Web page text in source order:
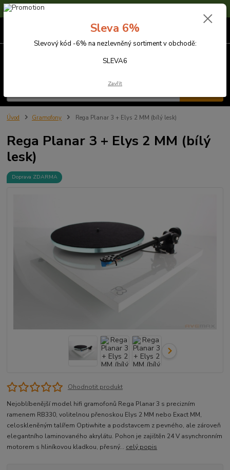
Sleva 6% na nezlevněné zboží s kódem SLEVA6
Úvod Gramofony Rega Planar 3 + Elys 2 MM (bílý lesk)
Rega Planar 3 + Elys 2 MM (bílý
lesk)
Doprava ZDARMA
Ohodnotit produkt
Nejoblíbenější model hifi gramofonů Rega Planar 3 s precizním
ramenem RB330, volitelnou přenoskou Elys 2 MM nebo Exact MM,
celoskleněným talířem Optiwhite a podstavcem z pevného, ale zároveň
elegantního laminovaného akrylátu. Pohon je zajištěn 24 V asynchronním
motorem s hliníkovou kladkou, přesný... celý popis
Sleva 6%
Slevový kód -6% na nezlevněný sortiment v obchodě:
SLEVA6
Zavřít